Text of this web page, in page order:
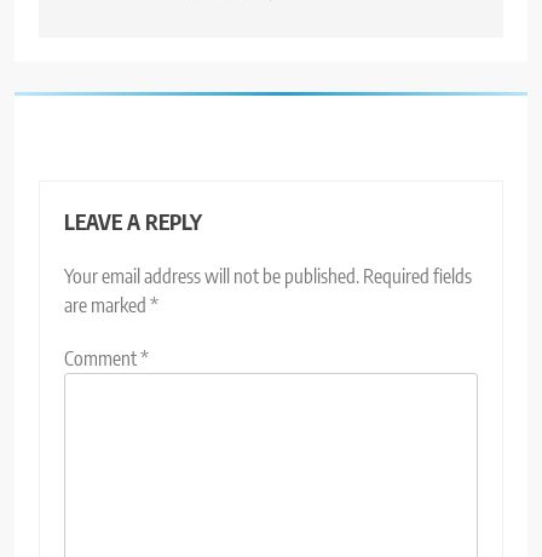
LEAVE A REPLY
Your email address will not be published. Required fields
are marked *
Comment*